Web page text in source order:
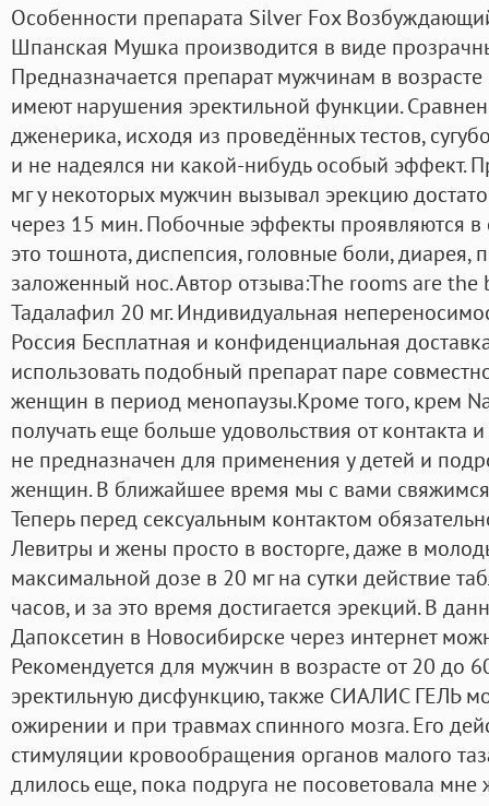
Особенности препарата Silver Fox
Шпанская Мушка производится в виде
Предназначается препарат мужчинам в
имеют нарушения эректильной функции.
дженерика, исходя из проведённых тестов,
и не надеялся ни какой-нибудь особый эффект.
мг у некоторых мужчин вызывал эрекцию
через 15 мин. Побочные эффекты проявляются в
это тошнота, диспепсия, головные боли, диарея,
заложенный нос. Автор отзыва:The rooms are
Тадалафил 20 мг. Индивидуальная
Россия Бесплатная и конфиденциальная
использовать подобный препарат паре
женщин в период менопаузы.Кроме того, крем
получать еще больше удовольствия от контакта
не предназначен для применения у детей и
женщин. В ближайшее время мы с вами
Теперь перед сексуальным контактом
Левитры и жены просто в восторге, даже в
максимальной дозе в 20 мг на сутки действие
часов, и за это время достигается эрекций. В
Дапоксетин в Новосибирске через интернет
Рекомендуется для мужчин в возрасте от 20 до
эректильную дисфункцию, также СИАЛИС ГЕЛЬ
ожирении и при травмах спинного мозга. Его
стимуляции кровообращения органов малого
длилось еще, пока подруга не посоветовала мне